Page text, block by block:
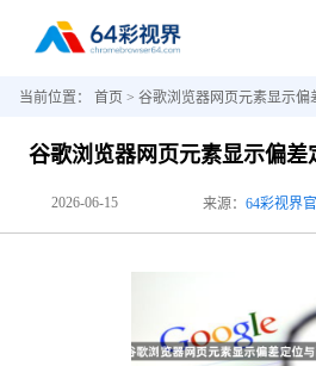
当前位置： 首页 > 谷歌浏览器网页元素显示
2026-06-15 来源： 64彩视界